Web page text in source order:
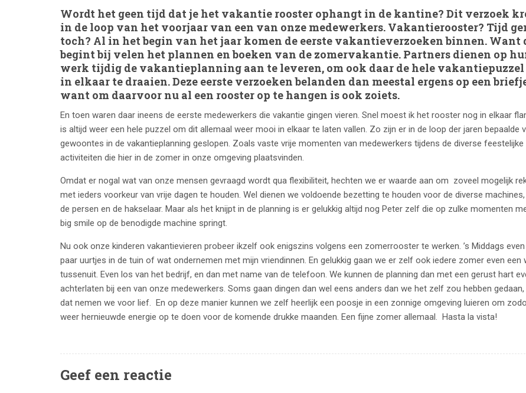
Wordt het geen tijd dat je het vakantie rooster ophangt in de kantine? Dit verzoek
in de loop van het voorjaar van een van onze medewerkers. Vakantierooster? Tijd
toch? Al in het begin van het jaar komen de eerste vakantieverzoeken binnen. Want
begint bij velen het plannen en boeken van de zomervakantie. Partners dienen op
werk tijdig de vakantieplanning aan te leveren, om ook daar de hele
in elkaar te draaien. Deze eerste verzoeken belanden dan meestal ergens op een
want om daarvoor nu al een rooster op te hangen is ook zoiets.
En toen waren daar ineens de eerste medewerkers die vakantie gingen vieren. Snel moest ik het rooster nog in elkaar
is altijd weer een hele puzzel om dit allemaal weer mooi in elkaar te laten vallen. Zo zijn er in de loop der jaren bepaalde
gewoontes in de vakantieplanning geslopen. Zoals vaste vrije momenten van medewerkers tijdens de diverse feestelijke
activiteiten die hier in de zomer in onze omgeving plaatsvinden.
Omdat er nogal wat van onze mensen gevraagd wordt qua flexibiliteit, hechten we er waarde aan om zoveel mogelijk
met ieders voorkeur van vrije dagen te houden. Wel dienen we voldoende bezetting te houden voor de diverse
de persen en de hakselaar. Maar als het knijpt in de planning is er gelukkig altijd nog Peter zelf die op zulke momenten
big smile op de benodigde machine springt.
Nu ook onze kinderen vakantievieren probeer ikzelf ook enigszins volgens een zomerrooster te werken. ’s Middags even
paar uurtjes in de tuin of wat ondernemen met mijn vriendinnen. En gelukkig gaan we er zelf ook iedere zomer even een
tussenuit. Even los van het bedrijf, en dan met name van de telefoon. We kunnen de planning dan met een gerust hart
achterlaten bij een van onze medewerkers. Soms gaan dingen dan wel eens anders dan we het zelf zou hebben
dat nemen we voor lief. En op deze manier kunnen we zelf heerlijk een poosje in een zonnige omgeving luieren om
weer hernieuwde energie op te doen voor de komende drukke maanden. Een fijne zomer allemaal. Hasta la vista!
Geef een reactie